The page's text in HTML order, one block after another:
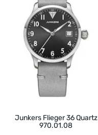
Junkers Flieger 36 Quartz
970.01.08